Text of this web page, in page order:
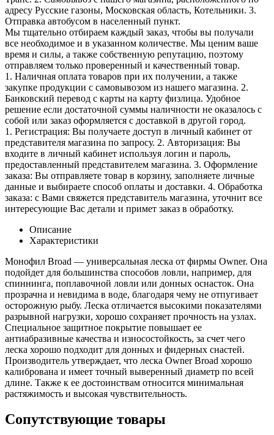
адресу Русские газоны, Московская область, Котельники. 3.
Отправка автобусом в населенный пункт.
Мы тщательно отбираем каждый заказ, чтобы вы получали
все необходимое и в указанном количестве. Мы ценим ваше
время и силы, а также собственную репутацию, поэтому
отправляем только проверенный и качественный товар.
1. Наличная оплата товаров при их получении, а также
закупке продукции с самовывозом из нашего магазина. 2.
Банковский перевод с карты на карту физлица. Удобное
решение если достаточной суммы наличности не оказалось с
собой или заказ оформляется с доставкой в другой город.
1. Регистрация: Вы получаете доступ в личный кабинет от
представителя магазина по запросу. 2. Авторизация: Вы
входите в личный кабинет используя логин и пароль,
предоставленный представителем магазина. 3. Оформление
заказа: Вы отправляете товар в корзину, заполняете личные
данные и выбираете способ оплаты и доставки. 4. Обработка
заказа: с Вами свяжется представитель магазина, уточнит все
интересующие Вас детали и примет заказ в обработку.
Описание
Характеристики
Монофил Broad — универсальная леска от фирмы Owner. Она
подойдет для большинства способов ловли, например, для
спиннинга, поплавочной ловли или донных оснасток. Она
прозрачна и невидима в воде, благодаря чему не отпугивает
осторожную рыбу. Леска отличается высокими показателями
разрывной нагрузки, хорошо сохраняет прочность на узлах.
Специальное защитное покрытие повышает ее
антиабразивные качества и износостойкость, за счет чего
леска хорошо подходит для донных и фидерных снастей.
Производитель утверждает, что леска Owner Broad хорошо
калибрована и имеет точный выверенный диаметр по всей
длине. Также к ее достоинствам относится минимальная
растяжимость и высокая чувствительность.
Сопутствующие товары